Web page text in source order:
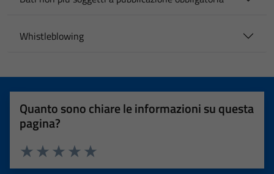
Whistleblowing
Quanto sono chiare le informazioni su questa
pagina?
Valuta 5 stelle su 5
Valuta 4 stelle su 5
Valuta 3 stelle su 5
Valuta 2 stelle su 5
Valuta 1 stelle su 5